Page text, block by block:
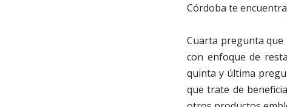
Córdoba te
Cuarta pregunta que
con enfoque de
quinta y última
que trate de